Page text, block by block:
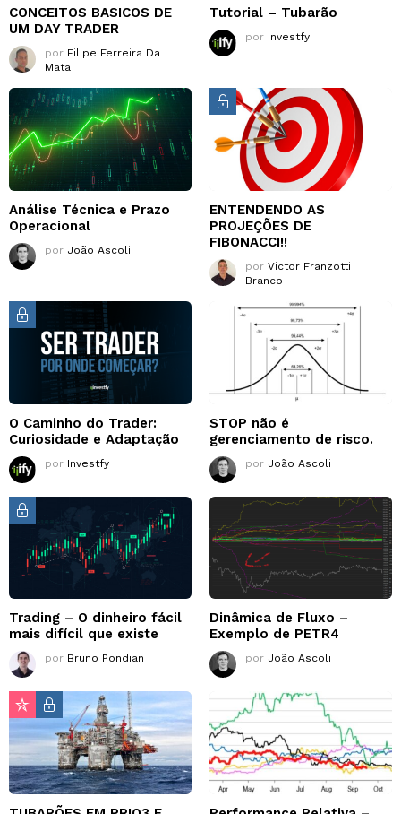
CONCEITOS BASICOS DE
UM DAY TRADER
por Filipe Ferreira Da
Mata
Tutorial – Tubarão
por Investfy
Análise Técnica e Prazo
Operacional
por João Ascoli
ENTENDENDO AS
PROJEÇÕES DE
FIBONACCI!!
por Victor Franzotti
Branco
O Caminho do Trader:
Curiosidade e Adaptação
por Investfy
STOP não é
gerenciamento de risco.
por João Ascoli
Trading – O dinheiro fácil
mais difícil que existe
por Bruno Pondian
Dinâmica de Fluxo –
Exemplo de PETR4
por João Ascoli